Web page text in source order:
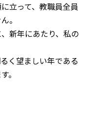
立って、教職員全員
。
新年にあたり、私の
く望ましい年である
。